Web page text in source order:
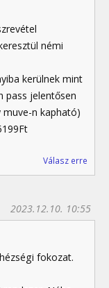
némi
kerülnek mint
pass jelentősen
muve-n kapható)
Válasz erre
2023.12.10. 10:55
fokozat.